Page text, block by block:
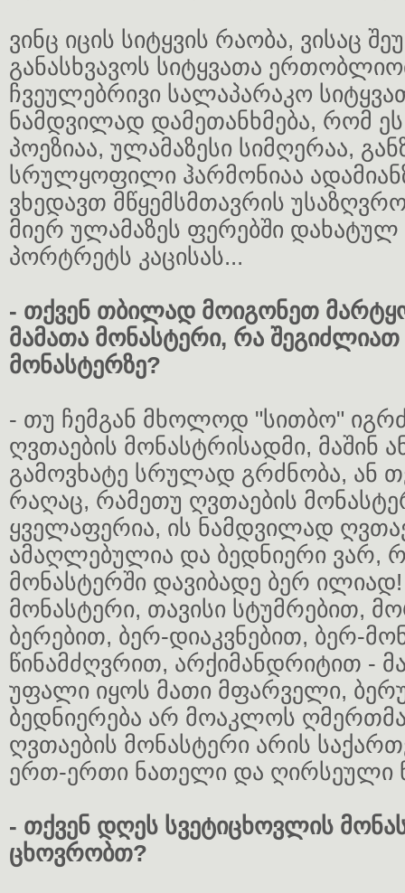
ვინც იცის სიტყვის რაობა, ვისაც
განასხვავოს სიტყვათა
ჩვეულებრივი სალაპარაკო
ნამდვილად დამეთანხმება, რომ
პოეზიაა, ულამაზესი სიმღერაა,
სრულყოფილი ჰარმონიაა
ვხედავთ მწყემსმთავრის
მიერ ულამაზეს ფერებში
პორტრეტს კაცისას...
- თქვენ თბილად მოიგონეთ
მამათა მონასტერი, რა
მონასტერზე?
- თუ ჩემგან მხოლოდ "სითბო"
ღვთაების მონასტრისადმი, მაშინ
გამოვხატე სრულად გრძნობა, ან
რაღაც, რამეთუ ღვთაების
ყველაფერია, ის ნამდვილად
ამაღლებულია და ბედნიერი ვარ,
მონასტერში დავიბადე ბერ
მონასტერი, თავისი სტუმრებით,
ბერებით, ბერ-დიაკვნებით, ბერ-
წინამძღვრით, არქიმანდრიტით -
უფალი იყოს მათი მფარველი,
ბედნიერება არ მოაკლოს
ღვთაების მონასტერი არის
ერთ-ერთი ნათელი და ღირსეული
- თქვენ დღეს სვეტიცხოვლის
ცხოვრობთ?